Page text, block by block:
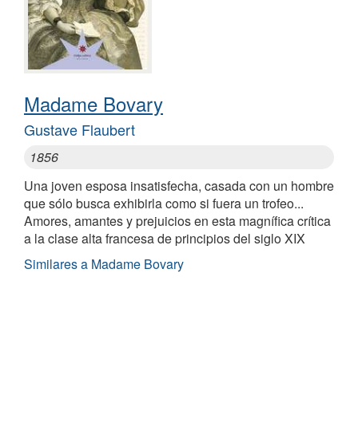
Madame Bovary
Gustave Flaubert
1856
Una joven esposa insatisfecha, casada con un hombre
que sólo busca exhibirla como si fuera un trofeo...
Amores, amantes y prejuicios en esta magnífica crítica
a la clase alta francesa de principios del siglo XIX
Similares a Madame Bovary